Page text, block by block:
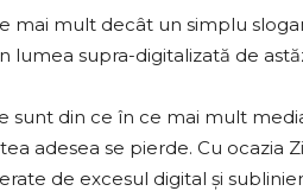
mai mult decât un simplu
supra-digitalizată de
sunt din ce în ce mai mult
adesea se pierde. Cu ocazia
de excesul digital și